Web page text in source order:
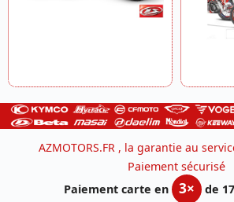
AZMOTORS.FR , la garantie au
Paiement sécurisé
Paiement carte en
3×
de